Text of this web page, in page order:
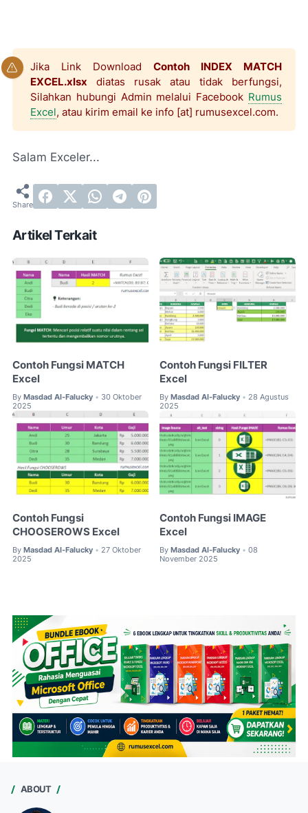
Jika Link Download Contoh INDEX MATCH
EXCEL.xlsx diatas rusak atau tidak berfungsi,
Silahkan hubungi Admin melalui Facebook Rumus
Excel, atau kirim email ke info [at] rumusexcel.com.
Salam Exceler...
Artikel Terkait
Contoh Fungsi MATCH
Excel
By Masdad Al-Falucky • 30 Oktober
2025
Contoh Fungsi FILTER
Excel
By Masdad Al-Falucky • 28 Agustus
2025
Contoh Fungsi
CHOOSEROWS Excel
By Masdad Al-Falucky • 27 Oktober
2025
Contoh Fungsi IMAGE
Excel
By Masdad Al-Falucky • 08
November 2025
ABOUT